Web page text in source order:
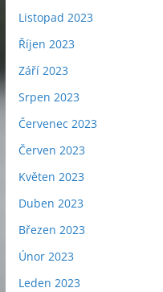
Listopad 2023
Říjen 2023
Září 2023
Srpen 2023
Červenec 2023
Červen 2023
Květen 2023
Duben 2023
Březen 2023
Únor 2023
Leden 2023